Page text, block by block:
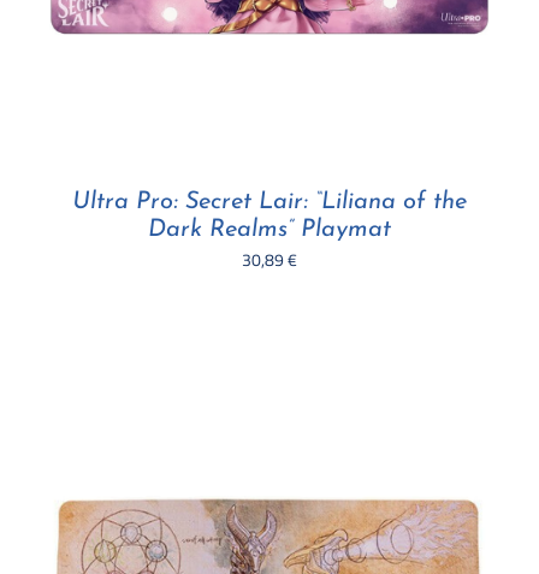
Ultra Pro: Secret Lair: “Liliana of the
Dark Realms” Playmat
30,89€